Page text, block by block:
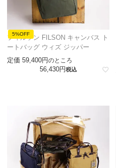
5%OFF
フィルソン FILSON キャンバス ト
ートバッグ ウィズ ジッパー
定価 59,400 のところ
56,430 税込